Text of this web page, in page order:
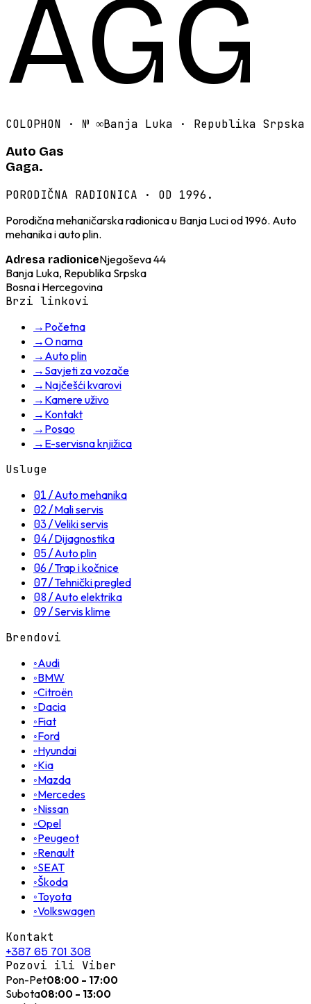
AGG
COLOPHON · № ∞Banja Luka · Republika Srpska
Auto Gas
Gaga.
PORODIČNA RADIONICA · OD 1996.
Porodična mehaničarska radionica u Banja Luci od 1996. Auto
mehanika i auto plin.
Adresa radioniceNjegoševa 44
Banja Luka, Republika Srpska
Bosna i Hercegovina
Brzi linkovi
→ Početna
→O nama
→ Auto plin
→ Savjeti za vozače
→ Najčešći kvarovi
→ Kamere uživo
→ Kontakt
→ Posao
→ E-servisna knjižica
Usluge
01/Auto mehanika
02/Mali servis
03/Veliki servis
04/Dijagnostika
05/Auto plin
06/Trap i kočnice
07/Tehnički pregled
08/Auto elektrika
09/Servis klime
Brendovi
◦Audi
◦BMW
◦Citroën
◦Dacia
◦Fiat
◦Ford
◦Hyundai
◦Kia
◦Mazda
◦Mercedes
◦Nissan
◦Opel
◦Peugeot
◦Renault
◦SEAT
◦Škoda
◦Toyota
◦Volkswagen
Kontakt
+387 65 701 308
Pozovi ili Viber
Pon-Pet08:00 - 17:00
Subota08:00 - 13:00